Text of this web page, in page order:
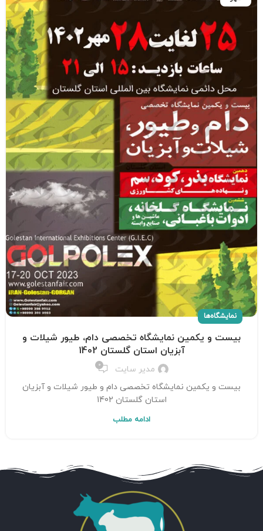
نمایشگاه‌ها
بیست و یکمین نمایشگاه تخصصی دام، طیور شیلات و
آبزیان استان گلستان 1402
مدیر سایت 0
بیست و یکمین نمایشگاه تخصصی دام و طیور شیلات و آبزیان
استان گلستان 1402
ادامه مطلب